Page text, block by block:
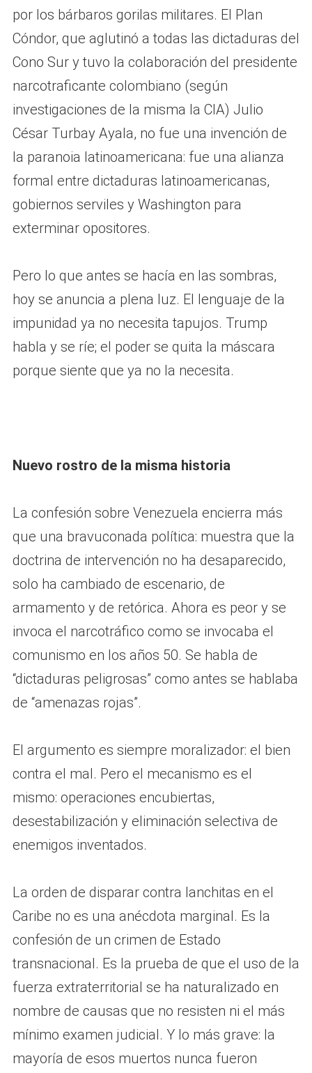
por los bárbaros gorilas militares. El Plan
Cóndor, que aglutinó a todas las dictaduras del
Cono Sur y tuvo la colaboración del presidente
narcotraficante colombiano (según
investigaciones de la misma la CIA) Julio
César Turbay Ayala, no fue una invención de
la paranoia latinoamericana: fue una alianza
formal entre dictaduras latinoamericanas,
gobiernos serviles y Washington para
exterminar opositores.
Pero lo que antes se hacía en las sombras,
hoy se anuncia a plena luz. El lenguaje de la
impunidad ya no necesita tapujos. Trump
habla y se ríe; el poder se quita la máscara
porque siente que ya no la necesita.
Nuevo rostro de la misma historia
La confesión sobre Venezuela encierra más
que una bravuconada política: muestra que la
doctrina de intervención no ha desaparecido,
solo ha cambiado de escenario, de
armamento y de retórica. Ahora es peor y se
invoca el narcotráfico como se invocaba el
comunismo en los años 50. Se habla de
“dictaduras peligrosas” como antes se hablaba
de “amenazas rojas”.
El argumento es siempre moralizador: el bien
contra el mal. Pero el mecanismo es el
mismo: operaciones encubiertas,
desestabilización y eliminación selectiva de
enemigos inventados.
La orden de disparar contra lanchitas en el
Caribe no es una anécdota marginal. Es la
confesión de un crimen de Estado
transnacional. Es la prueba de que el uso de la
fuerza extraterritorial se ha naturalizado en
nombre de causas que no resisten ni el más
mínimo examen judicial. Y lo más grave: la
mayoría de esos muertos nunca fueron